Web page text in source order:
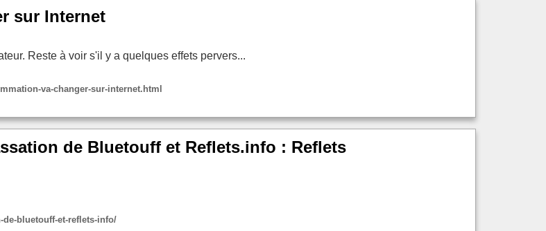
sur Internet
Reste à voir s'il y a quelques effets pervers...
va-changer-sur-internet.html
de Bluetouff et Reflets.info : Reflets
bluetouff-et-reflets-info/